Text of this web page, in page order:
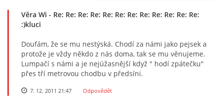
Věra Wi - Re: Re: Re: Re: Re: Re: Re: Re: Re: Re: Re: Re:
:)kluci
Doufám, že se mu nestýská. Chodí za námi jako pejsek a
protože je vždy někdo z nás doma, tak se mu věnujeme.
Lumpačí s námi a je nejúžasnější když " hodí zpátečku"
přes tří metrovou chodbu v předsíni.
7. 12. 2011 21:47 Odpovědět